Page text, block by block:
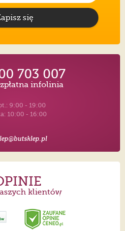
się
703 007
infolinia
9:00 - 19:00
10:00 - 16:00
klientów